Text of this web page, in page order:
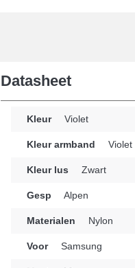
Datasheet
Kleur Violet
Kleur armband Violet
Kleur lus Zwart
Gesp Alpen
Materialen Nylon
Voor Samsung